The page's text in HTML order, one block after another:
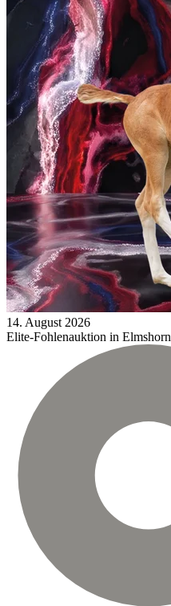
14. August 2026
Elite-Fohlenauktion in Elmshorn